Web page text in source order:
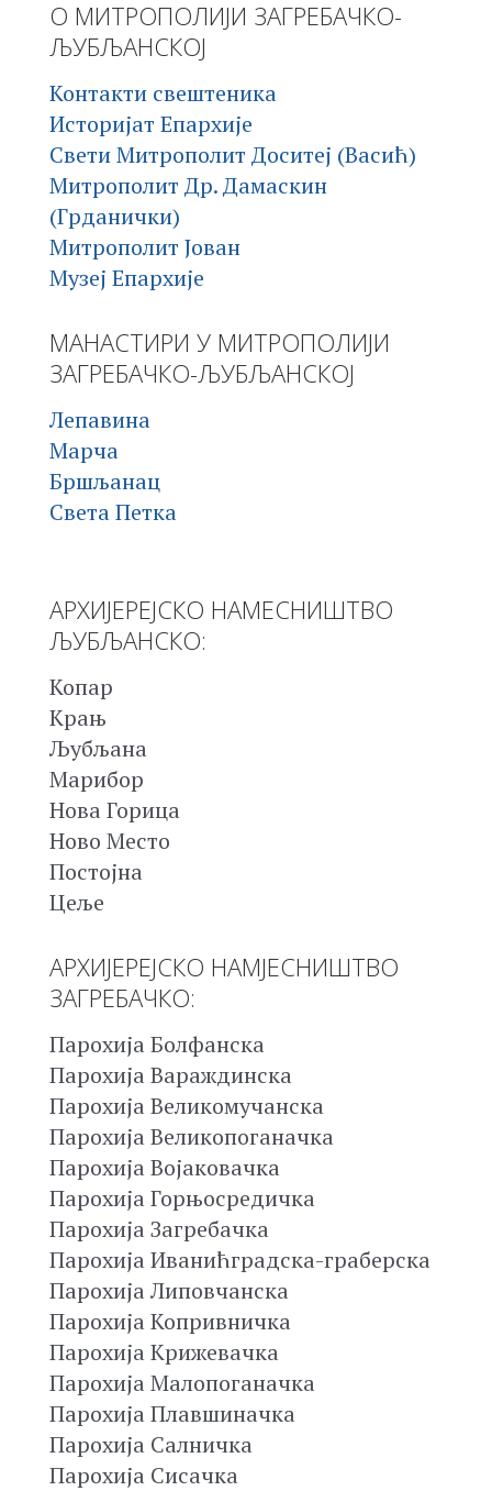
О МИТРОПОЛИЈИ ЗАГРЕБАЧКО-
ЉУБЉАНСКОЈ
Контакти свештеника
Историјат Епархије
Свети Митрополит Доситеј (Васић)
Митрополит Др. Дамаскин
(Грданички)
Митрополит Јован
Музеј Епархије
МАНАСТИРИ У МИТРОПОЛИЈИ
ЗАГРЕБАЧКО-ЉУБЉАНСКОЈ
Лепавина
Марча
Бршљанац
Света Петка
АРХИЈЕРЕЈСКО НАМЕСНИШТВО
ЉУБЉАНСКО:
Копар
Крањ
Љубљана
Марибор
Нова Горица
Ново Место
Постојна
Цеље
АРХИЈЕРЕЈСКО НАМЈЕСНИШТВО
ЗАГРЕБАЧКО:
Парохија Болфанска
Парохија Вараждинска
Парохија Великомучанска
Парохија Великопоганачка
Парохија Војаковачка
Парохија Горњосредичка
Парохија Загребачка
Парохија Иванићградска-граберска
Парохија Липовчанска
Парохија Копривничка
Парохија Крижевачка
Парохија Малопоганачка
Парохија Плавшиначка
Парохија Салничка
Парохија Сисачка